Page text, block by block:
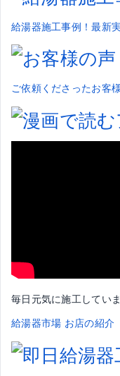
給湯器施工事例！最新
ご依頼くださったお客
毎日元気に施工してい
給湯器市場 お店の紹介